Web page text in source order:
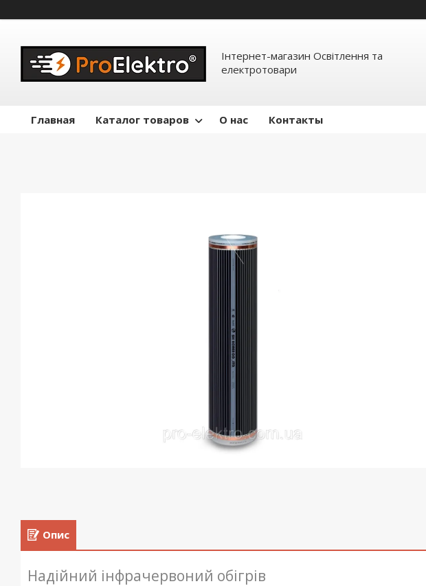
Інтернет-магазин Освітлення та
електротовари
Главная Каталог товаров О нас Контакты
Опис
Надійний інфрачервоний обігрів